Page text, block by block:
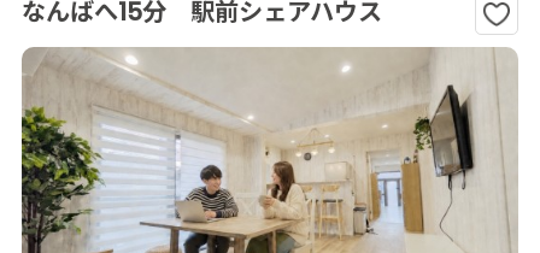
なんばへ15分 駅前シェアハウス